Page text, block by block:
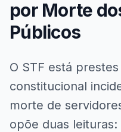
por Morte
Públicos
O STF está
constitucional
morte de
opõe duas